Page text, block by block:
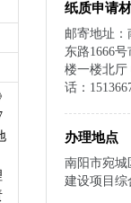
纸质申请
邮寄地址
东路1666
楼一楼北厅
话：
办理地点
南阳市宛城
建设项目综